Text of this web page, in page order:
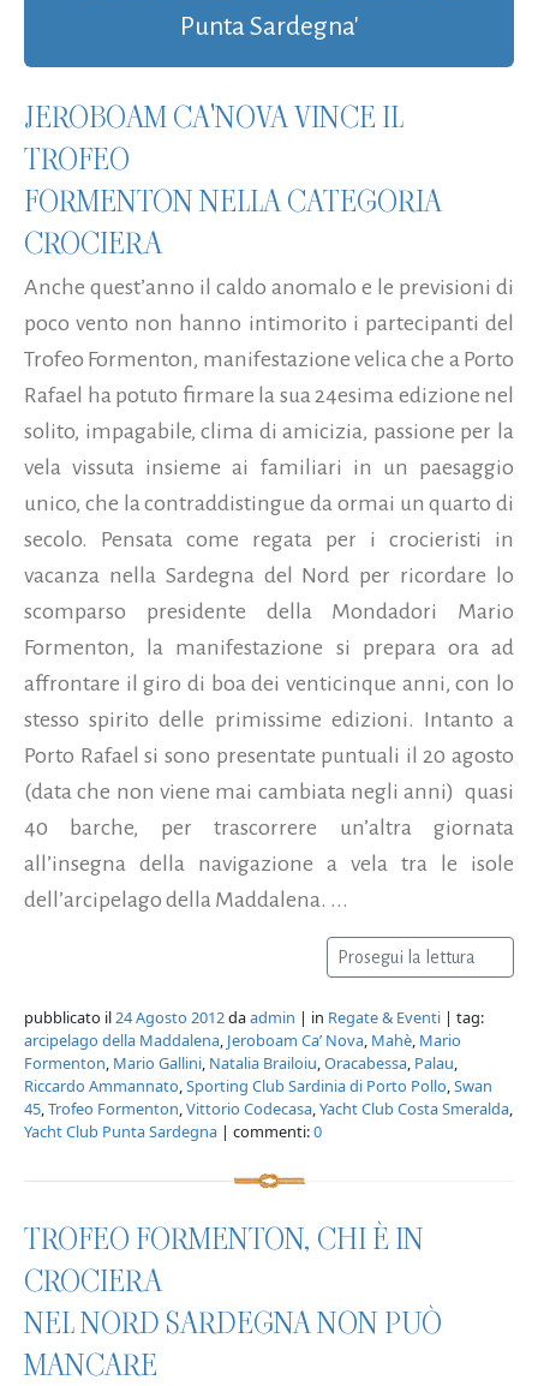
Punta Sardegna'
JEROBOAM CA'NOVA VINCE IL
TROFEO
FORMENTON NELLA CATEGORIA
CROCIERA
Anche quest’anno il caldo anomalo e le previsioni di
poco vento non hanno intimorito i partecipanti del
Trofeo Formenton, manifestazione velica che a Porto
Rafael ha potuto firmare la sua 24esima edizione nel
solito, impagabile, clima di amicizia, passione per la
vela vissuta insieme ai familiari in un paesaggio
unico, che la contraddistingue da ormai un quarto di
secolo. Pensata come regata per i crocieristi in
vacanza nella Sardegna del Nord per ricordare lo
scomparso presidente della Mondadori Mario
Formenton, la manifestazione si prepara ora ad
affrontare il giro di boa dei venticinque anni, con lo
stesso spirito delle primissime edizioni. Intanto a
Porto Rafael si sono presentate puntuali il 20 agosto
(data che non viene mai cambiata negli anni) quasi
40 barche, per trascorrere un’altra giornata
all’insegna della navigazione a vela tra le isole
dell’arcipelago della Maddalena. ...
Prosegui la lettura
pubblicato il24 Agosto 2012daadmin | in Regate & Eventi | tag:
arcipelago della Maddalena, Jeroboam Ca’ Nova, Mahè, Mario
Formenton, Mario Gallini, Natalia Brailoiu,Oracabessa, Palau,
Riccardo Ammannato,Sporting Club Sardinia di Porto Pollo,Swan
45,Trofeo Formenton,Vittorio Codecasa,Yacht Club Costa Smeralda,
Yacht Club Punta Sardegna | commenti:0
TROFEO FORMENTON, CHI È IN
CROCIERA
NEL NORD SARDEGNA NON PUÒ
MANCARE